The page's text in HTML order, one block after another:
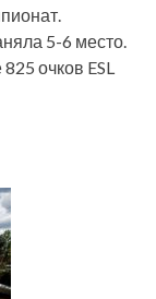
5-6 место.
очков ESL